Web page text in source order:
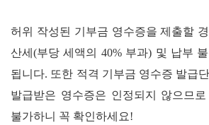
허위 작성된 기부금 영수증을 제출할
산세 (부당 세액의 40% 부과) 및 납부
됩니다. 또한 적격 기부금 영수증 발급
발급받은 영수증은 인정되지 않으므
불가하니 꼭 확인하세요!